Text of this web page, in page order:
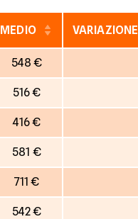
MEDIO
548 €
516 €
416 €
581 €
711 €
542 €